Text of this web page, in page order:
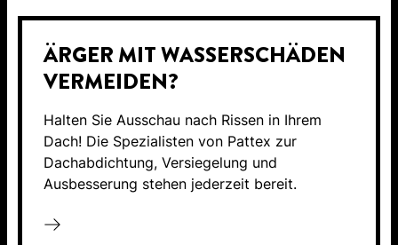
ÄRGER MIT WASSERSCHÄDEN
VERMEIDEN?
Halten Sie Ausschau nach Rissen in Ihrem
Dach! Die Spezialisten von Pattex zur
Dachabdichtung, Versiegelung und
Ausbesserung stehen jederzeit bereit.